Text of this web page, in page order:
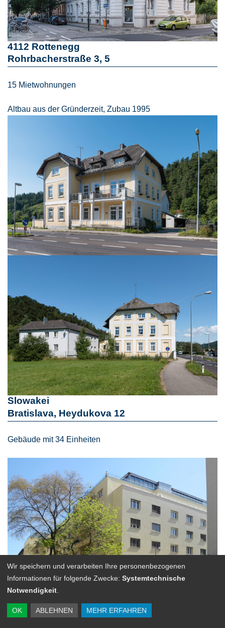
4112 Rottenegg
Rohrbacherstraße 3, 5
15 Mietwohnungen
Altbau aus der Gründerzeit, Zubau 1995
Slowakei
Bratislava, Heydukova 12
Gebäude mit 34 Einheiten
Wir speichern und verarbeiten Ihre personenbezogenen
Informationen für folgende Zwecke: Systemtechnische
Notwendigkeit
OK ABLEHNEN MEHR ERFAHREN